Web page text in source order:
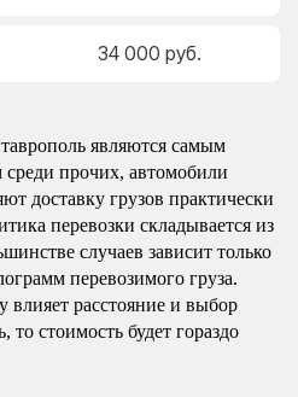
34 000 руб.
являются самым
прочих, автомобили
доставку грузов практически
перевозки складывается из
случаев зависит только
перевозимого груза.
влияет расстояние и выбор
то стоимость будет гораздо